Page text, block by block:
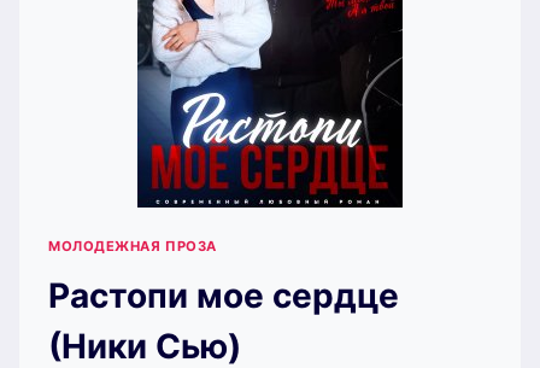
МОЛОДЕЖНАЯ ПРОЗА
Растопи мое сердце
(Ники Сью)